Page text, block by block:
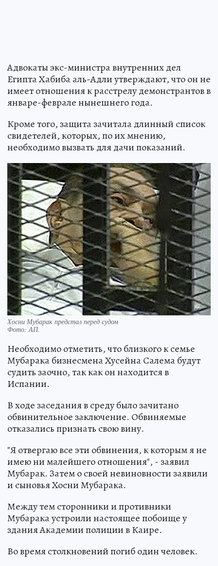
Адвокаты экс-министра внутренних дел
Египта Хабиба аль-Адли утверждают, что он не
имеет отношения к расстрелу демонстрантов в
январе-феврале нынешнего года.
Кроме того, защита зачитала длинный список
свидетелей, которых, по их мнению,
необходимо вызвать для дачи показаний.
Хосни Мубарак предстал перед судом
Фото:АП.
Необходимо отметить, что близкого к семье
Мубарака бизнесмена Хусейна Салема будут
судить заочно, так как он находится в
Испании.
В ходе заседания в среду было зачитано
обвинительное заключение. Обвиняемые
отказались признать свою вину.
"Я отвергаю все эти обвинения, к которым я не
имею ни малейшего отношения", - заявил
Мубарак. Затем о своей невиновности заявили
и сыновья Хосни Мубарака.
Между тем сторонники и противники
Мубарака устроили настоящее побоище у
здания Академии полиции в Каире.
Во время столкновений погиб один человек.